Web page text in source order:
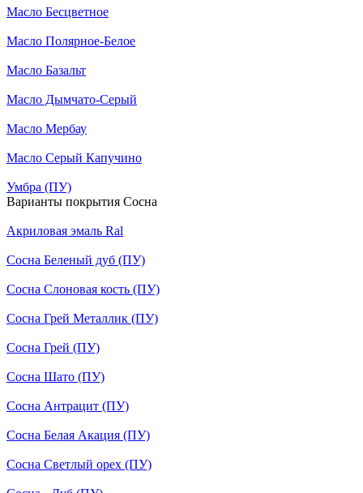
Масло Бесцветное
Масло Полярное-Белое
Масло Базальт
Масло Дымчато-Серый
Масло Мербау
Масло Серый Капучино
Умбра (ПУ)
Варианты покрытия Сосна
Акриловая эмаль Ral
Сосна Беленый дуб (ПУ)
Сосна Слоновая кость (ПУ)
Сосна Грей Металлик (ПУ)
Сосна Грей (ПУ)
Сосна Шато (ПУ)
Сосна Антрацит (ПУ)
Сосна Белая Акация (ПУ)
Сосна Светлый орех (ПУ)